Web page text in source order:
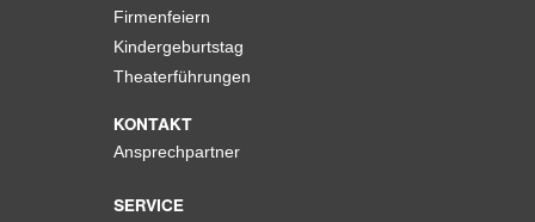
Firmenfeiern
Kindergeburtstag
Theaterführungen
KONTAKT
Ansprechpartner
SERVICE